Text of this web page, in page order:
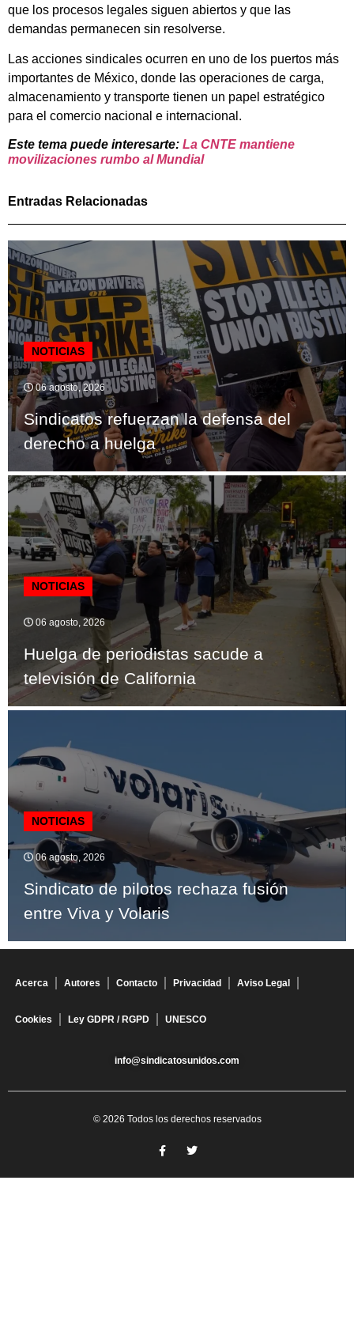
que los procesos legales siguen abiertos y que las
demandas permanecen sin resolverse.
Las acciones sindicales ocurren en uno de los puertos más
importantes de México, donde las operaciones de carga,
almacenamiento y transporte tienen un papel estratégico
para el comercio nacional e internacional.
Este tema puede interesarte: La CNTE mantiene
movilizaciones rumbo al Mundial
Entradas Relacionadas
NOTICIAS
06 agosto, 2026
Sindicatos refuerzan la defensa del
derecho a huelga
NOTICIAS
06 agosto, 2026
Huelga de periodistas sacude a
televisión de California
NOTICIAS
06 agosto, 2026
Sindicato de pilotos rechaza fusión
entre Viva y Volaris
Acerca Autores Contacto Privacidad Aviso Legal
Cookies Ley GDPR / RGPD UNESCO
info@sindicatosunidos.com
© 2026 Todos los derechos reservados